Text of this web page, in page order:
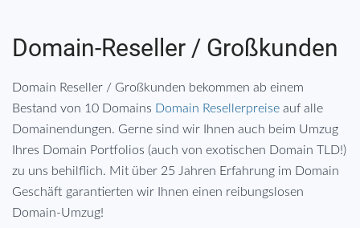
Domain-Reseller / Großkunden
Domain Reseller / Großkunden bekommen ab einem
Bestand von 10 Domains Domain Resellerpreise auf alle
Domainendungen. Gerne sind wir Ihnen auch beim Umzug
Ihres Domain Portfolios (auch von exotischen Domain TLD!)
zu uns behilflich. Mit über 25 Jahren Erfahrung im Domain
Geschäft garantierten wir Ihnen einen reibungslosen
Domain-Umzug!